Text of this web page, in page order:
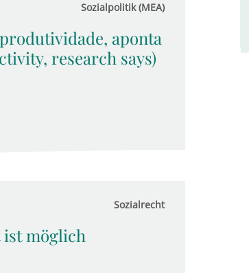
Sozialpolitik (MEA)
aponta
research says)
Sozialrecht
möglich